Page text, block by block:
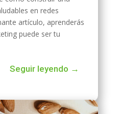
en redes
artículo, aprenderás
puede ser tu
Seguir leyendo →